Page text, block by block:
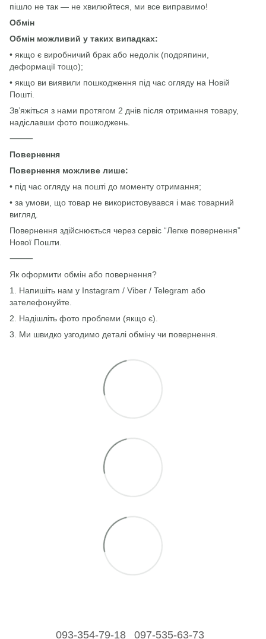
пішло не так — не хвилюйтеся, ми все виправимо!
Обмін
Обмін можливий у таких випадках:
• якщо є виробничий брак або недолік (подряпини,
деформації тощо);
• якщо ви виявили пошкодження під час огляду на Новій
Пошті.
Зв’яжіться з нами протягом 2 днів після отримання товару,
надіславши фото пошкоджень.
⸻
Повернення
Повернення можливе лише:
• під час огляду на пошті до моменту отримання;
• за умови, що товар не використовувався і має товарний
вигляд.
Повернення здійснюється через сервіс “Легке повернення”
Нової Пошти.
⸻
Як оформити обмін або повернення?
1. Напишіть нам у Instagram / Viber / Telegram або
зателефонуйте.
2. Надішліть фото проблеми (якщо є).
3. Ми швидко узгодимо деталі обміну чи повернення.
093-354-79-18 097-535-63-73